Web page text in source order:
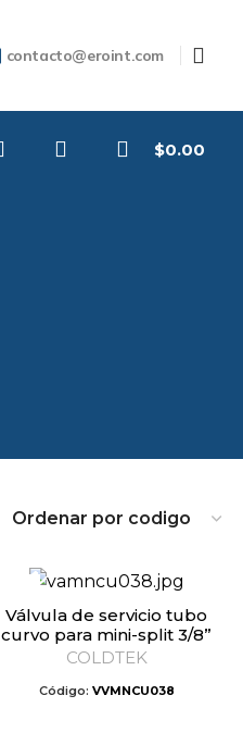
contacto@eroint.com
$0.00
Válvula de servicio tubo
curvo para mini-split 3/8”
COLDTEK
Código: VVMNCU038